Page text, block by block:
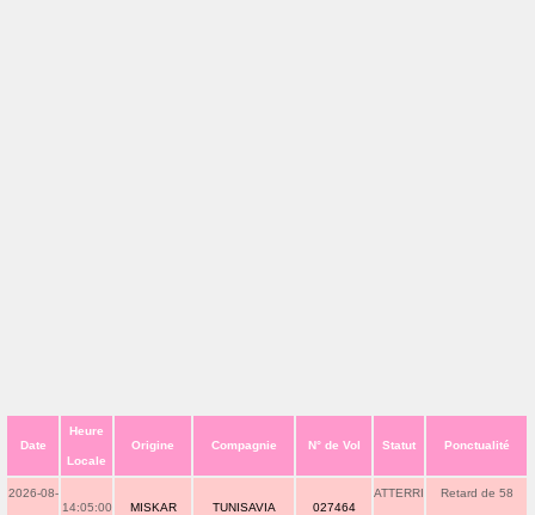
Date
Heure
Locale
Origine Compagnie N° de Vol Statut Ponctualité
2026-08-
14:05:00 MISKAR TUNISAVIA 027464
ATTERRI Retard de 58